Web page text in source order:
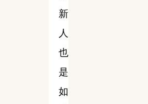
新
人
也
是
如